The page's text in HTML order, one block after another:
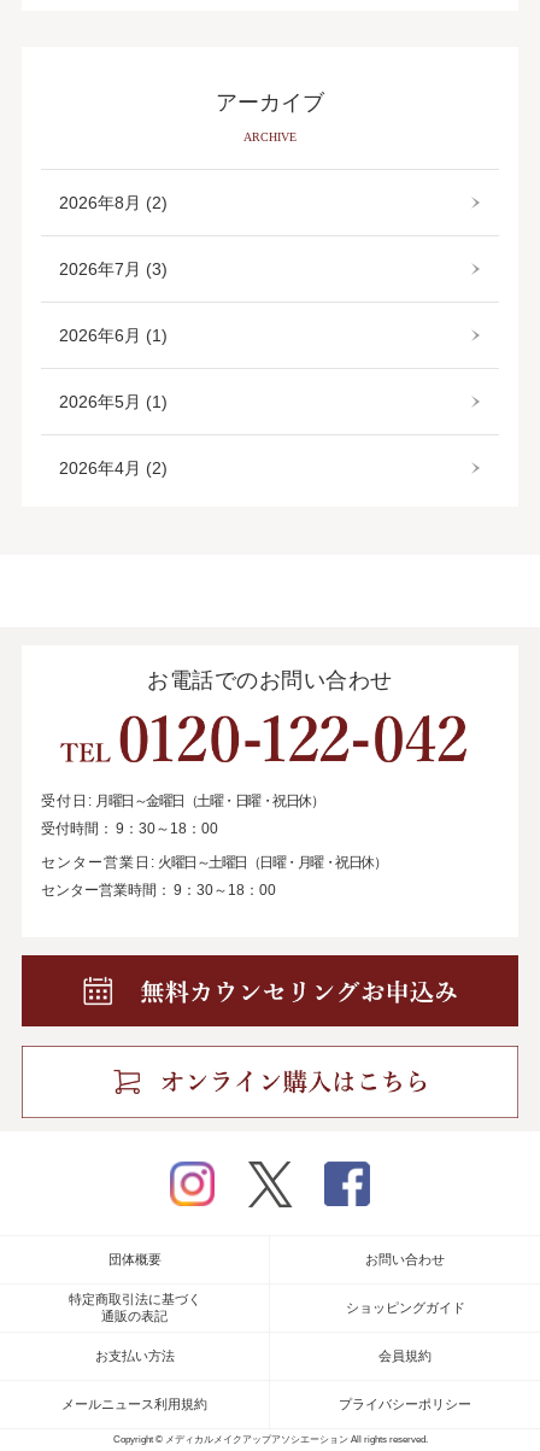
アーカイブ
ARCHIVE
2026年8月 (2)
2026年7月 (3)
2026年6月 (1)
2026年5月 (1)
2026年4月 (2)
お電話でのお問い合わせ
受付日: 月曜日～金曜日（土曜・日曜・祝日休）
受付時間： 9：30～18：00
センター営業日: 火曜日～土曜日（日曜・月曜・祝日休）
センター営業時間： 9：30～18：00
instagram
団体概要 お問い合わせ
特定商取引法に基づく
通販の表記
ショッピングガイド
お支払い方法 会員規約
メールニュース利用規約 プライバシーポリシー
Copyright © メディカルメイクアップアソシエーション All rights reserved.